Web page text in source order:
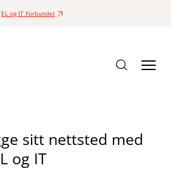
EL og IT Forbundet
sitt nettsted med
og IT